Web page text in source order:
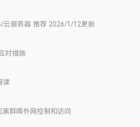
云服务器 推荐 2026/1/12更新
对措施
课
群晖外网控制和访问